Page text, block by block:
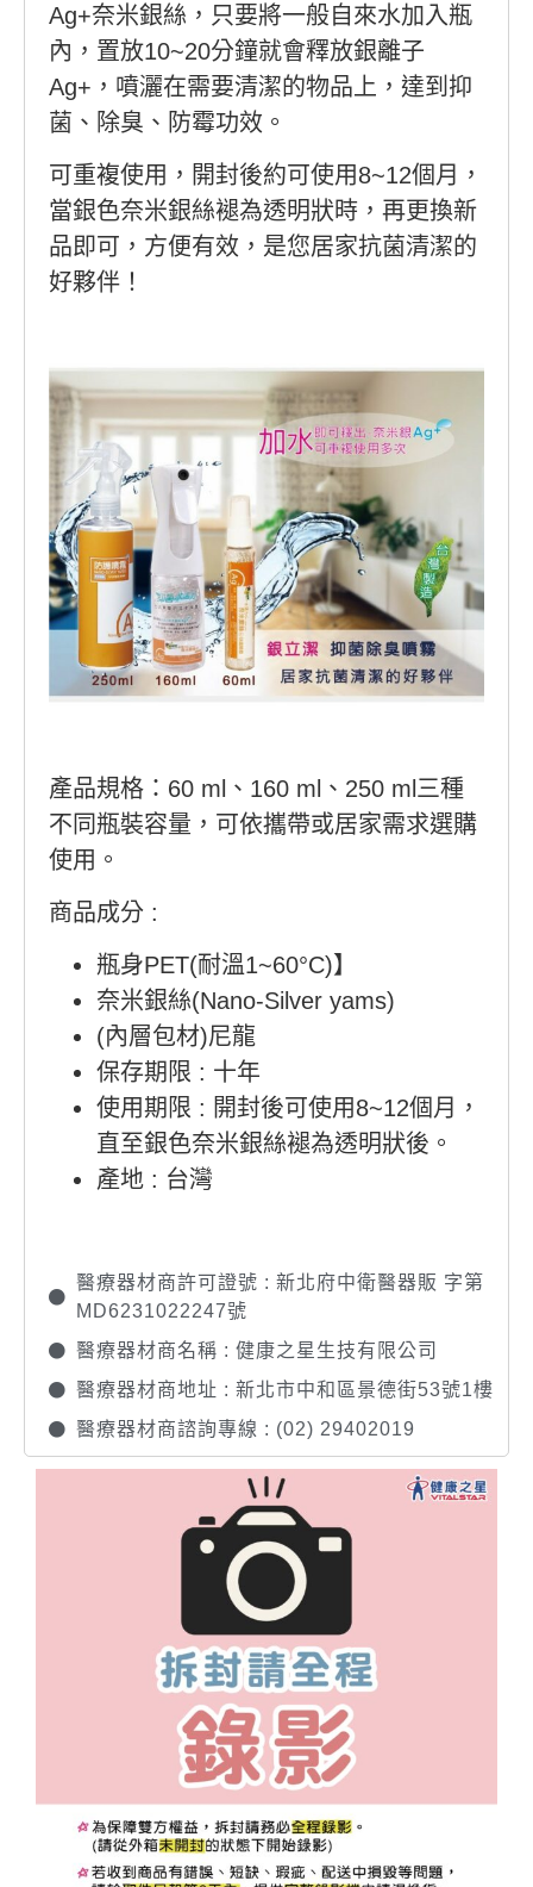
Ag+奈米銀絲，只要將一般自來水加入瓶
內，置放10~20分鐘就會釋放銀離子
Ag+，噴灑在需要清潔的物品上，達到抑
菌、除臭、防霉功效。
可重複使用，開封後約可使用8~12個月，
當銀色奈米銀絲褪為透明狀時，再更換新
品即可，方便有效，是您居家抗菌清潔的
好夥伴！
產品規格：60 ml、160 ml、250 ml三種
不同瓶裝容量，可依攜帶或居家需求選購
使用。
商品成分 :
瓶身PET(耐溫1~60°C)】
奈米銀絲(Nano-Silver yams)
(內層包材)尼龍
保存期限 : 十年
使用期限 : 開封後可使用8~12個月，
直至銀色奈米銀絲褪為透明狀後。
產地 : 台灣
醫療器材商許可證號 : 新北府中衛醫器販 字第
MD6231022247號
醫療器材商名稱 : 健康之星生技有限公司
醫療器材商地址 : 新北市中和區景德街53號1樓
醫療器材商諮詢專線 : (02) 29402019